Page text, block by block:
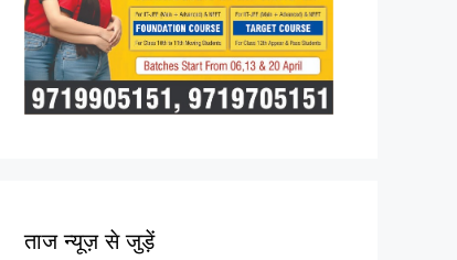
ताज न्यूज़ से जुड़ें